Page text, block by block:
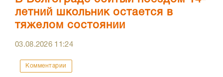
летний школьник остается в
тяжелом состоянии
03.08.2026 11:24
Комментарии